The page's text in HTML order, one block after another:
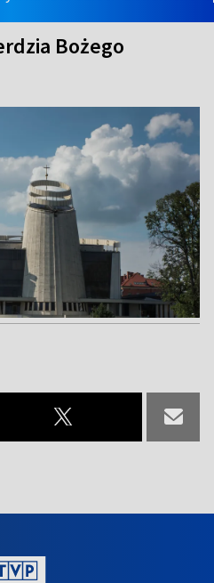
Bożego